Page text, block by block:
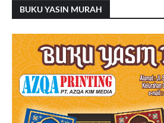
BUKU YASIN MURAH